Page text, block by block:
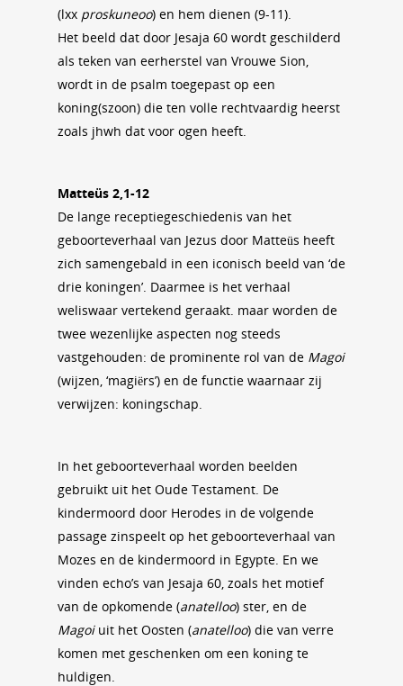
(lxx proskuneoo) en hem dienen (9-11).
Het beeld dat door Jesaja 60 wordt geschilderd
als teken van eerherstel van Vrouwe Sion,
wordt in de psalm toegepast op een
koning(szoon) die ten volle rechtvaardig heerst
zoals jhwh dat voor ogen heeft.
Matteüs 2,1-12
De lange receptiegeschiedenis van het
geboorteverhaal van Jezus door Matteüs heeft
zich samengebald in een iconisch beeld van ‘de
drie koningen’. Daarmee is het verhaal
weliswaar vertekend geraakt. maar worden de
twee wezenlijke aspecten nog steeds
vastgehouden: de prominente rol van de Magoi
(wijzen, ‘magiërs’) en de functie waarnaar zij
verwijzen: koningschap.
In het geboorteverhaal worden beelden
gebruikt uit het Oude Testament. De
kindermoord door Herodes in de volgende
passage zinspeelt op het geboorteverhaal van
Mozes en de kindermoord in Egypte. En we
vinden echo’s van Jesaja 60, zoals het motief
van de opkomende (anatelloo) ster, en de
Magoiuit het Oosten (anatelloo) die van verre
komen met geschenken om een koning te
huldigen.